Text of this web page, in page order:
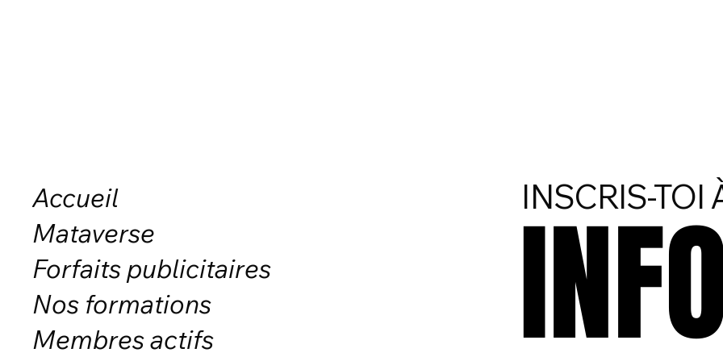
Accueil
Mataverse
Forfaits publicitaires
Nos formations
Membres actifs
INSCRIS-TOI